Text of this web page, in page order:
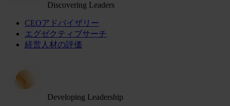
Discovering Leaders
CEOアドバイザリー
エグゼクティブサーチ
経営人材の評価
Developing Leadership